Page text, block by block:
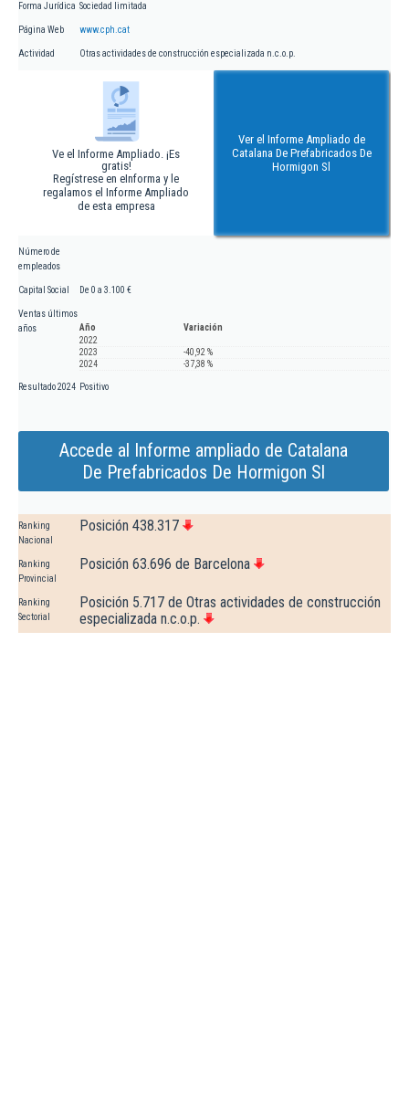
Forma Jurídica Sociedad limitada
Página Web www.cph.cat
Actividad Otras actividades de construcción especializada n.c.o.p.
Ve el Informe Ampliado. ¡Es
gratis!
Regístrese en eInforma y le
regalamos el Informe Ampliado
de esta empresa
Ver el Informe Ampliado de
Catalana De Prefabricados De
Hormigon Sl
Número de
empleados
Capital Social De 0 a 3.100 €
Ventas últimos
años
Año
Variación
2022
2023
-40,92 %
2024
-37,38 %
Resultado 2024 Positivo
Accede al Informe ampliado de Catalana
De Prefabricados De Hormigon Sl
Ranking
Nacional
Posición 438.317
Ranking
Provincial
Posición 63.696 de Barcelona
Ranking
Sectorial
Posición 5.717 de Otras actividades de construcción
especializada n.c.o.p.